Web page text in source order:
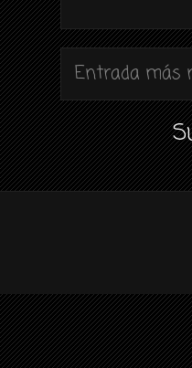
Entrada más